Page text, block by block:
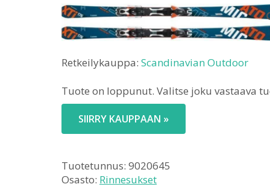
Retkeilykauppa: Scandinavian Outdoor
Tuote on loppunut. Valitse joku vastaava
SIIRRY KAUPPAAN »
Tuotetunnus: 9020645
Osasto: Rinnesukset